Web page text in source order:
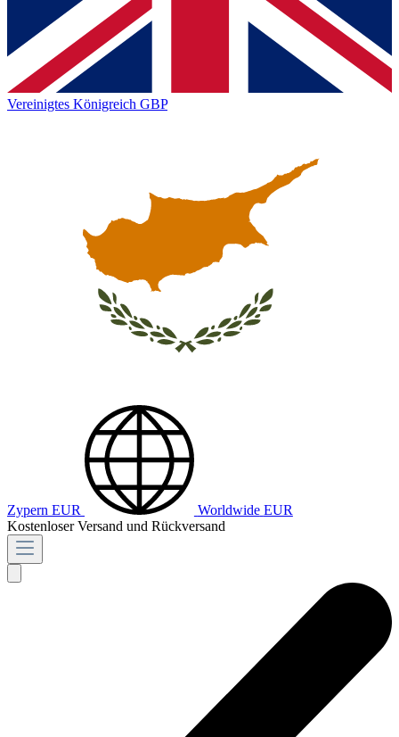
Vereinigtes Königreich GBP
Zypern EUR Worldwide EUR
Kostenloser Versand und Rückversand